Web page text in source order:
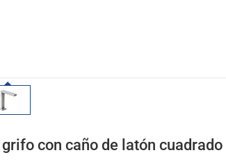
con caño de latón cuadrado